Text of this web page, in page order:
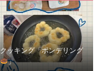
クッキング「ポンデリング
」